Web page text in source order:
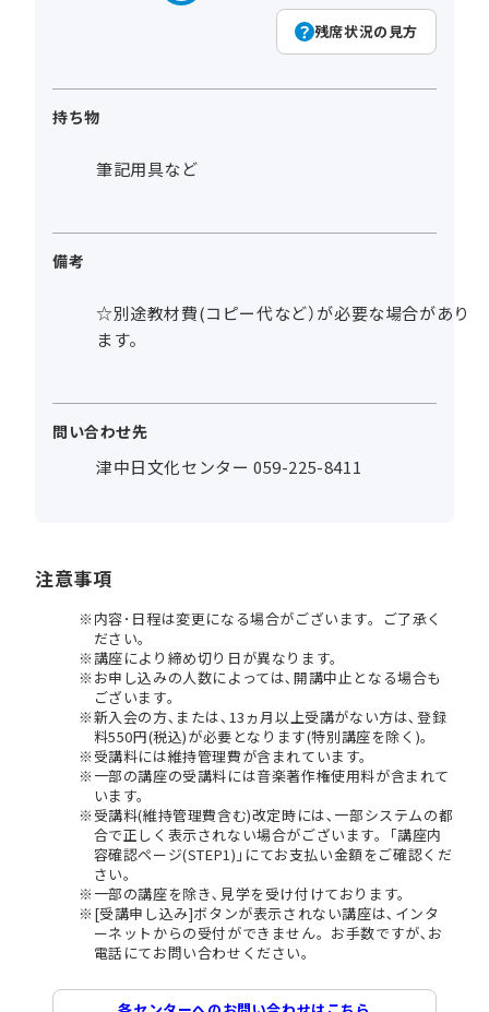
残席状況の見方
持ち物
筆記用具など
備考
☆別途教材費(コピー代など）が必要な場合があり
ます。
問い合わせ先
津中日文化センター 059-225-8411
注意事項
内容･日程は変更になる場合がございます。ご了承く
ださい。
講座により締め切り日が異なります。
お申し込みの人数によっては､開講中止となる場合も
ございます。
新入会の方､または､13ヵ月以上受講がない方は､登録
料550円(税込)が必要となります(特別講座を除く)。
受講料には維持管理費が含まれています。
一部の講座の受講料には音楽著作権使用料が含まれて
います。
受講料(維持管理費含む)改定時には､一部システムの都
合で正しく表示されない場合がございます。｢講座内
容確認ページ(STEP1)｣にてお支払い金額をご確認くだ
さい。
一部の講座を除き､見学を受け付けております。
[受講申し込み]ボタンが表示されない講座は､インタ
ーネットからの受付ができません。お手数ですが､お
電話にてお問い合わせください。